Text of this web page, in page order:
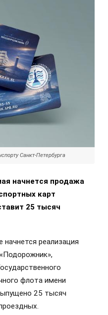
Санкт-Петербурга
начнется продажа
карт
25 тысяч
реализация
флота имени
25 тысяч